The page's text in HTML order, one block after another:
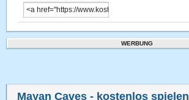
WERBUNG
Mayan Caves - kostenlos spielen